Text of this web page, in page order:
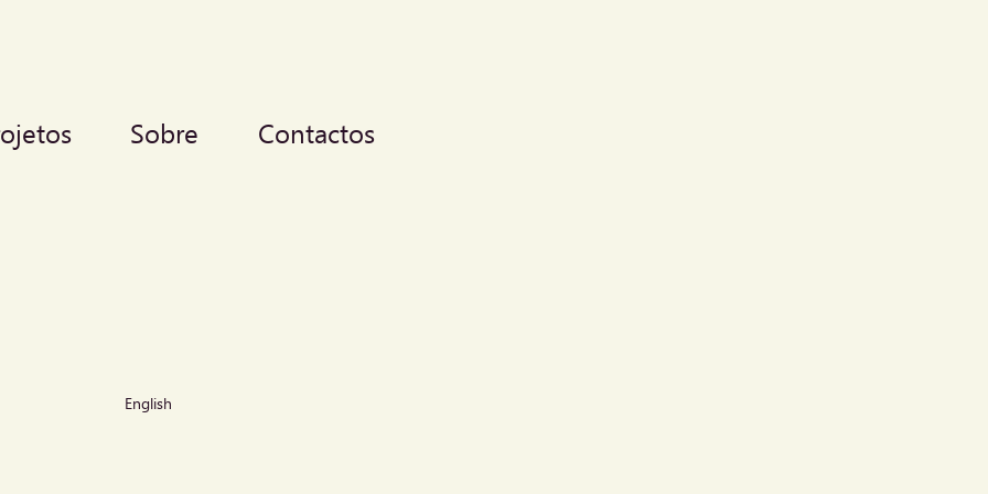
Sobre Contactos
English